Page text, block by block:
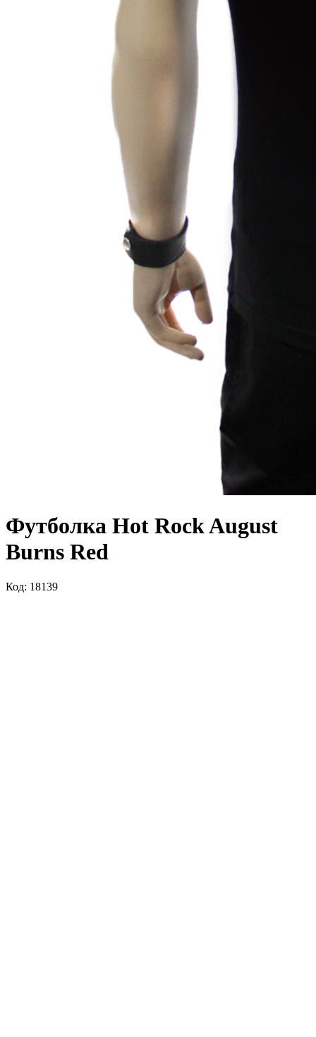
Футболка Hot Rock August
Burns Red
Код: 18139